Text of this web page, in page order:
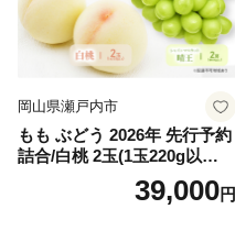
岡山県瀬戸内市
もも ぶどう 2026年 先行予約
詰合/白桃 2玉(1玉220g以
上)・シャインマスカット 晴
39,000円